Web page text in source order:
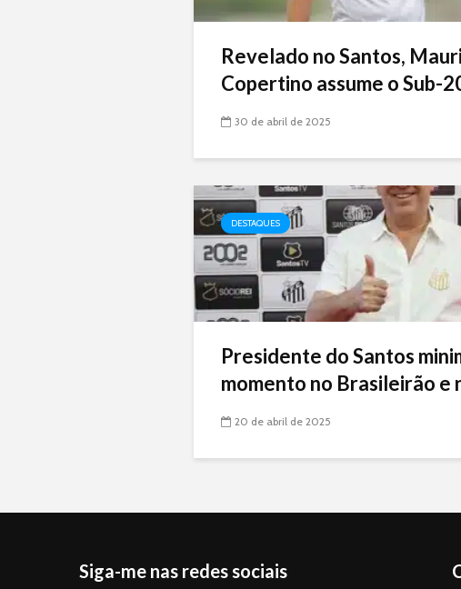
Revelado no Santos,
Copertino assume o Sub-
30 de abril de 2025
DESTAQUES
Presidente do Santos
momento no Brasileirão e
20 de abril de 2025
Siga-me nas redes sociais